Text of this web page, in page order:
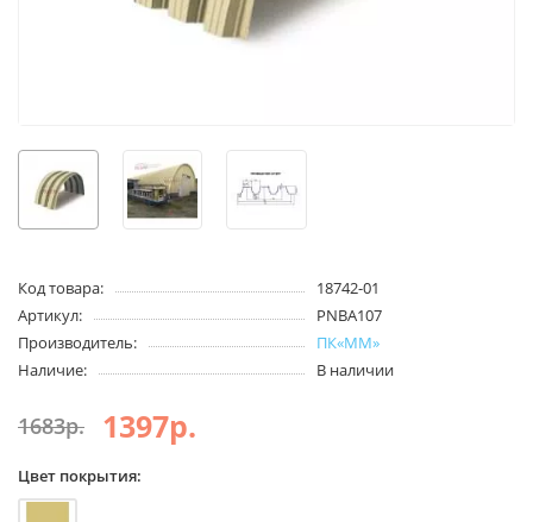
Код товара:
18742-01
Артикул:
PNBA107
Производитель:
ПК«ММ»
Наличие:
В наличии
1683р. 1397р.
Цвет покрытия: